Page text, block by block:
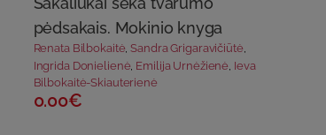
pėdsakais. Mokinio knyga
Renata Bilbokaitė,Sandra Grigaravičiūtė,
Ingrida Donielienė Emilija Urnėžienė Ieva
Bilbokaitė-Skiauterienė
0.00€